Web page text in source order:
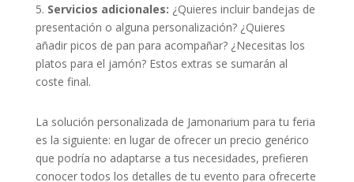
5. Servicios adicionales: ¿Quieres incluir bandejas de
presentación o alguna personalización? ¿Quieres
añadir picos de pan para acompañar? ¿Necesitas los
platos para el jamón? Estos extras se sumarán al
coste final.
La solución personalizada de Jamonarium para tu feria
es la siguiente: en lugar de ofrecer un precio genérico
que podría no adaptarse a tus necesidades, prefieren
conocer todos los detalles de tu evento para ofrecerte